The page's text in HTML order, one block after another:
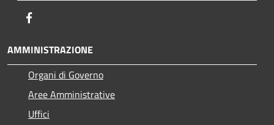
AMMINISTRAZIONE
Organi di Governo
Aree Amministrative
Uffici